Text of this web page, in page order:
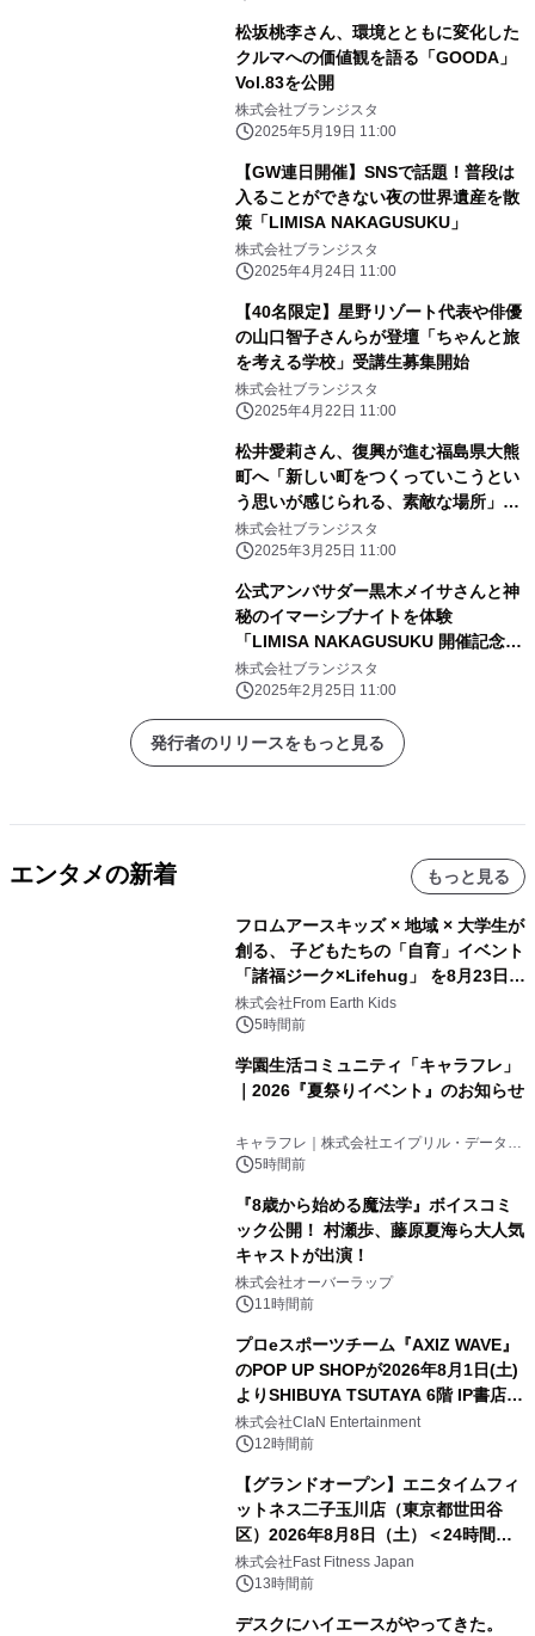
松坂桃李さん、環境とともに変化した
クルマへの価値観を語る「GOODA」
Vol.83を公開
株式会社ブランジスタ
2025年5月19日 11:00
【GW連日開催】SNSで話題！普段は
入ることができない夜の世界遺産を散
策「LIMISA NAKAGUSUKU」
株式会社ブランジスタ
2025年4月24日 11:00
【40名限定】星野リゾート代表や俳優
の山口智子さんらが登壇「ちゃんと旅
を考える学校」受講生募集開始
株式会社ブランジスタ
2025年4月22日 11:00
松井愛莉さん、復興が進む福島県大熊
町へ「新しい町をつくっていこうとい
う思いが感じられる、素敵な場所」
「月刊 旅色」4月号公開
株式会社ブランジスタ
2025年3月25日 11:00
公式アンバサダー黒木メイサさんと神
秘のイマーシブナイトを体験
「LIMISA NAKAGUSUKU 開催記念レ
セプション」実施レポート
株式会社ブランジスタ
2025年2月25日 11:00
発行者のリリースをもっと見る
エンタメの新着 もっと見る
フロムアースキッズ × 地域 × 大学生が
創る、 子どもたちの「自育」イベント
「諸福ジーク×Lifehug」 を8月23日
(日)開催
株式会社From Earth Kids
5時間前
学園生活コミュニティ「キャラフレ」
｜2026『夏祭りイベント』のお知らせ
キャラフレ｜株式会社エイプリル・データ・
デザインズ
5時間前
『8歳から始める魔法学』ボイスコミ
ック公開！ 村瀬歩、藤原夏海ら大人気
キャストが出演！
株式会社オーバーラップ
11時間前
プロeスポーツチーム『AXIZ WAVE』
のPOP UP SHOPが2026年8月1日(土)
よりSHIBUYA TSUTAYA 6階 IP書店で
開催決定！！
株式会社ClaN Entertainment
12時間前
【グランドオープン】エニタイムフィ
ットネス二子玉川店（東京都世田谷
区）2026年8月8日（土）＜24時間年
中無休のフィットネスジム＞
株式会社Fast Fitness Japan
13時間前
デスクにハイエースがやってきた。